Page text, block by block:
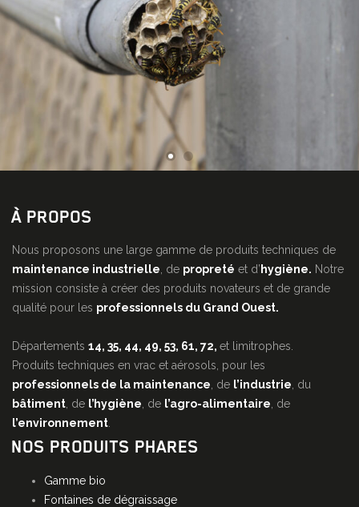
À PROPOS
Nous proposons une large gamme de produits techniques de
maintenance industrielle , de propreté et d’ hygiène. Notre
mission consiste à créer des produits novateurs et de grande
qualité pour les professionnels du Grand Ouest.
Départements 14, 35, 44, 49, 53, 61, 72, et limitrophes.
Produits techniques en vrac et aérosols, pour les
professionnels de la maintenance , de l’industrie , du
bâtiment , de l’hygiène , de l’agro-alimentaire , de
l’environnement
NOS PRODUITS PHARES
Gamme bio
Fontaines de dégraissage